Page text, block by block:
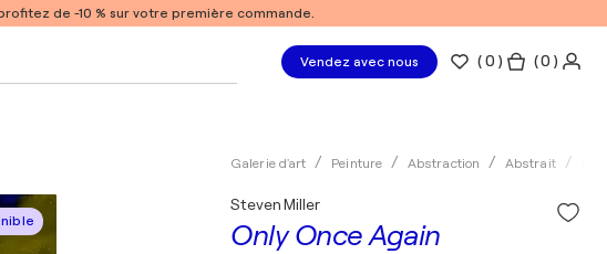
de -10 % sur votre première commande.
Vendez avec nous (0 ) ( 0 )
Galerie d'art Peinture Abstraction Abstrait
Only Once Again
Steven Miller